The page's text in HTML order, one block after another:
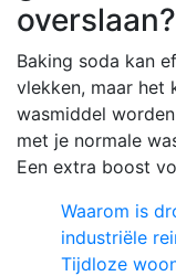
overslaan?
Baking soda kan
vlekken, maar het
wasmiddel
met je normale
Een extra boost
Waarom is
industriële
Tijdloze